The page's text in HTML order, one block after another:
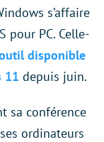
s’affaire
pour PC. Celle-
disponible
11 depuis juin.
sa conférence
ordinateurs